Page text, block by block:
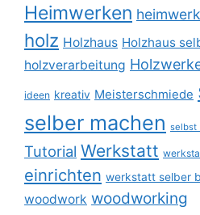
Heimwerken
holz Holzhaus Holzhaus
holzverarbeitung
ideen kreativ Meisterschmiede
selber machen selbst
Tutorial Werkstatt
einrichten werkstatt selber
woodwork woodworking